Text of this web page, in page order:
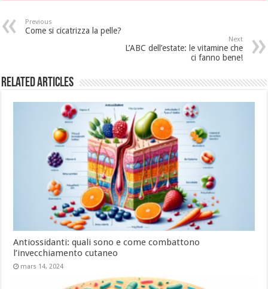
Previous
Come si cicatrizza la pelle?
Next
L’ABC dell’estate: le vitamine che
ci fanno bene!
Related Articles
Antiossidanti: quali sono e come combattono
l’invecchiamento cutaneo
mars 14, 2024